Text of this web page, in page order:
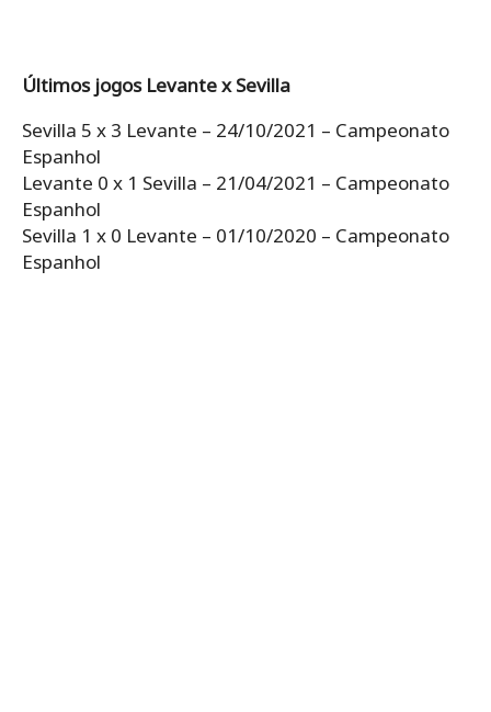
Últimos jogos Levante x Sevilla
Sevilla 5 x 3 Levante – 24/10/2021 – Campeonato
Espanhol
Levante 0 x 1 Sevilla – 21/04/2021 – Campeonato
Espanhol
Sevilla 1 x 0 Levante – 01/10/2020 – Campeonato
Espanhol